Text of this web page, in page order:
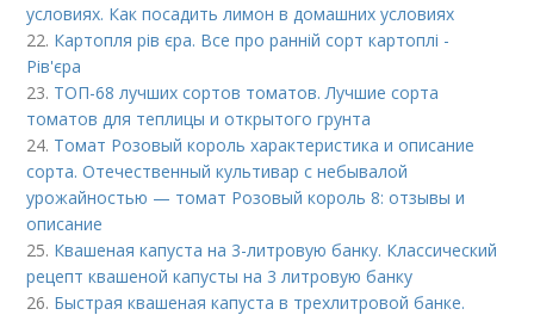
условиях. Как посадить лимон в домашних условиях
22. Картопля рів єра. Все про ранній сорт картоплі -
Рів'єра
23. ТОП-68 лучших сортов томатов. Лучшие сорта
томатов для теплицы и открытого грунта
24. Томат Розовый король характеристика и описание
сорта. Отечественный культивар с небывалой
урожайностью — томат Розовый король 8: отзывы и
описание
25. Квашеная капуста на 3-литровую банку. Классический
рецепт квашеной капусты на 3 литровую банку
26. Быстрая квашеная капуста в трехлитровой банке.